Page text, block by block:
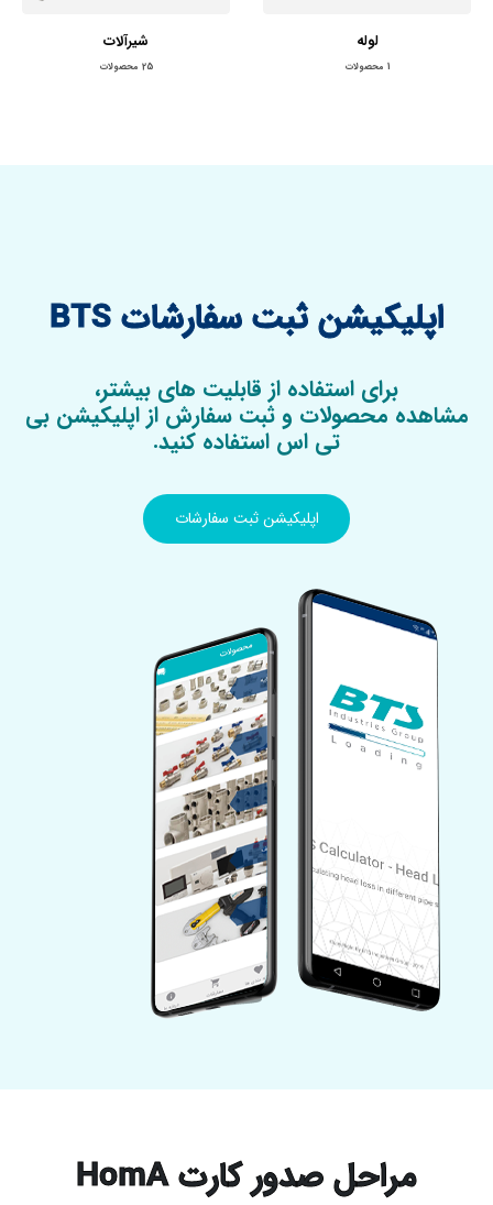
لوله
1 محصولات
شیرآلات
25 محصولات
اپلیکیشن ثبت سفارشات BTS
برای استفاده از قابلیت های بیشتر،
مشاهده محصولات و ثبت سفارش از اپلیکیشن بی
تی اس استفاده کنید.
اپلیکیشن ثبت سفارشات
مراحل صدور کارت HomA